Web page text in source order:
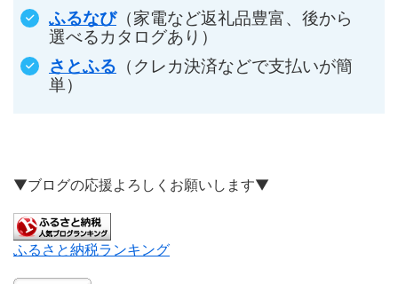
ふるなび（家電など返礼品豊富、後から
選べるカタログあり）
さとふる （クレカ決済などで支払いが簡
単）
▼ブログの応援よろしくお願いします▼
ふるさと納税ランキング